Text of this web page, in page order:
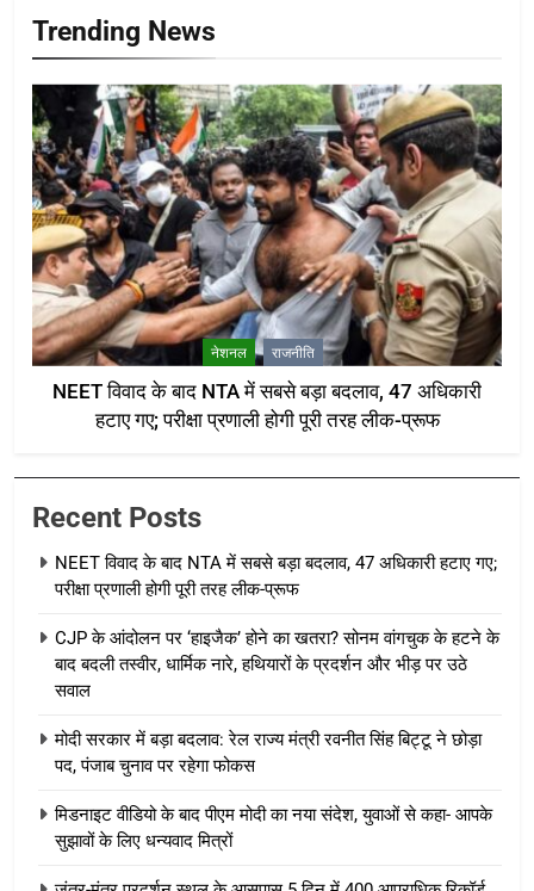
Trending News
नेशनल राजनीति
NEET विवाद के बाद NTA में सबसे बड़ा बदलाव, 47 अधिकारी
हटाए गए; परीक्षा प्रणाली होगी पूरी तरह लीक-प्रूफ
Recent Posts
NEET विवाद के बाद NTA में सबसे बड़ा बदलाव, 47 अधिकारी हटाए गए;
परीक्षा प्रणाली होगी पूरी तरह लीक-प्रूफ
CJP के आंदोलन पर ‘हाइजैक’ होने का खतरा? सोनम वांगचुक के हटने के
बाद बदली तस्वीर, धार्मिक नारे, हथियारों के प्रदर्शन और भीड़ पर उठे
सवाल
मोदी सरकार में बड़ा बदलाव: रेल राज्य मंत्री रवनीत सिंह बिट्टू ने छोड़ा
पद, पंजाब चुनाव पर रहेगा फोकस
मिडनाइट वीडियो के बाद पीएम मोदी का नया संदेश, युवाओं से कहा- आपके
सुझावों के लिए धन्यवाद मित्रों